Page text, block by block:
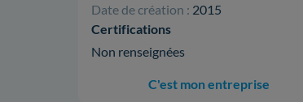
Date de création : 2015
Certifications
Non renseignées
C'est mon entreprise